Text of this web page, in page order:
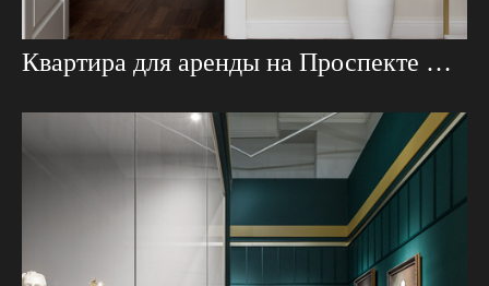
Квартира для аренды на Проспекте Мира